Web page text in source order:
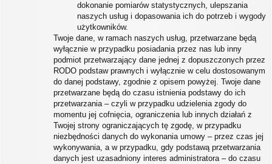
dokonanie pomiarów statystycznych, ulepszania
naszych usług i dopasowania ich do potrzeb i wygody
użytkowników.
Twoje dane, w ramach naszych usług, przetwarzane będą
wyłącznie w przypadku posiadania przez nas lub inny
podmiot przetwarzający dane jednej z dopuszczonych przez
RODO podstaw prawnych i wyłącznie w celu dostosowanym
do danej podstawy, zgodnie z opisem powyżej. Twoje dane
przetwarzane będą do czasu istnienia podstawy do ich
przetwarzania – czyli w przypadku udzielenia zgody do
momentu jej cofnięcia, ograniczenia lub innych działań z
Twojej strony ograniczających tę zgodę, w przypadku
niezbędności danych do wykonania umowy – przez czas jej
wykonywania, a w przypadku, gdy podstawą przetwarzania
danych jest uzasadniony interes administratora – do czasu